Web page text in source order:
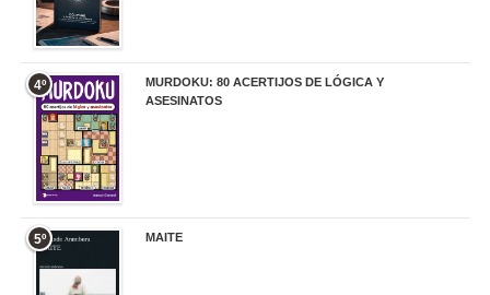
4º
MURDOKU: 80 ACERTIJOS DE LÓGICA Y
ASESINATOS
5º MAITE